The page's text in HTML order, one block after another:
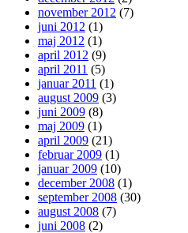
november 2012 (7)
juni 2012 (1)
maj 2012 (1)
april 2012 (9)
april 2011 (5)
januar 2011 (1)
august 2009 (3)
juni 2009 (8)
maj 2009 (1)
april 2009 (21)
februar 2009 (1)
januar 2009 (10)
december 2008 (1)
september 2008 (30)
august 2008 (7)
juni 2008 (2)